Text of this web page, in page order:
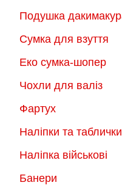
Подушка
Сумка для взуття
Еко сумка-шопер
Чохли для валіз
Фартух
Наліпки та таблички
Наліпка військові
Банери